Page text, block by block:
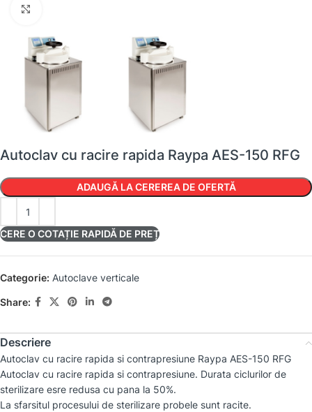
Autoclav cu racire rapida Raypa AES-150 RFG
ADAUGĂ LA CEREREA DE OFERTĂ
CERE O COTAȚIE RAPIDĂ DE PREȚ
Categorie: Autoclave verticale
Share:
Descriere
Autoclav cu racire rapida si contrapresiune Raypa AES-150 RFG
Autoclav cu racire rapida si contrapresiune. Durata ciclurilor de
sterilizare esre redusa cu pana la 50%.
La sfarsitul procesului de sterilizare probele sunt racite.